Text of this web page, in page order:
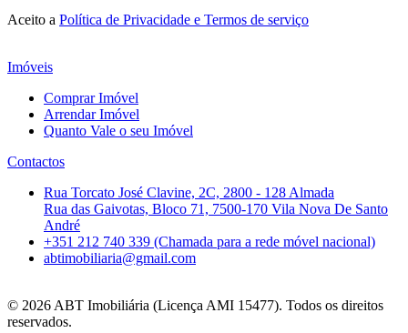
Aceito a Política de Privacidade e Termos de serviço
Imóveis
Comprar Imóvel
Arrendar Imóvel
Quanto Vale o seu Imóvel
Contactos
Rua Torcato José Clavine, 2C, 2800 - 128 Almada
Rua das Gaivotas, Bloco 71, 7500-170 Vila Nova De Santo
André
+351 212 740 339 (Chamada para a rede móvel nacional)
abtimobiliaria@gmail.com
© 2026 ABT Imobiliária (Licença AMI 15477). Todos os direitos
reservados.